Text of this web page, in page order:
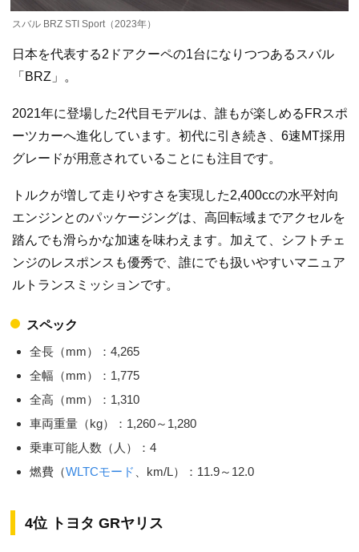
スバル BRZ STI Sport（2023年）
日本を代表する2ドアクーペの1台になりつつあるスバル
「BRZ」。
2021年に登場した2代目モデルは、誰もが楽しめるFRスポ
ーツカーへ進化しています。初代に引き続き、6速MT採用
グレードが用意されていることにも注目です。
トルクが増して走りやすさを実現した2,400ccの水平対向
エンジンとのパッケージングは、高回転域までアクセルを
踏んでも滑らかな加速を味わえます。加えて、シフトチェ
ンジのレスポンスも優秀で、誰にでも扱いやすいマニュア
ルトランスミッションです。
スペック
全長（mm）：4,265
全幅（mm）：1,775
全高（mm）：1,310
車両重量（kg）：1,260～1,280
乗車可能人数（人）：4
燃費（WLTCモード 、km/L）：11.9～12.0
4位 トヨタ GRヤリス